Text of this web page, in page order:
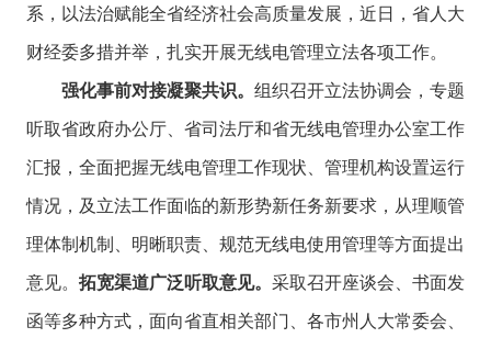
系，以法治赋能全省经济社会高质量发展，近日，省人大
财经委多措并举，扎实开展无线电管理立法各项工作。
强化事前对接凝聚共识。 组织召开立法协调会，专题
听取省政府办公厅、省司法厅和省无线电管理办公室工作
汇报，全面把握无线电管理工作现状、管理机构设置运行
情况，及立法工作面临的新形势新任务新要求，从理顺管
理体制机制、明晰职责、规范无线电使用管理等方面提出
意见。 拓宽渠道广泛听取意见。 采取召开座谈会、书面发
函等多种方式，面向省直相关部门、各市州人大常委会、